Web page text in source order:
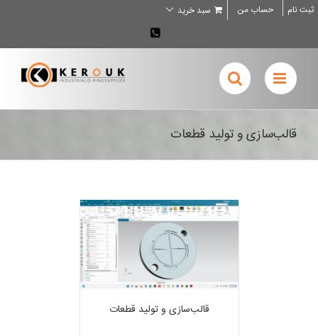
Skip
to
ثبت نام حساب من سبد خرید
02636707898
قالب‌سازی و تولید قطعات
قالب‌سازی و تولید قطعات